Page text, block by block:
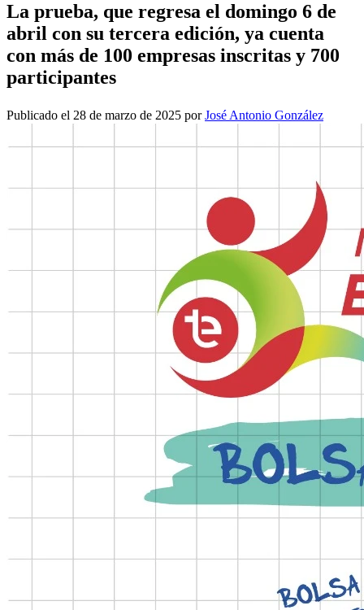
La prueba, que regresa el domingo 6 de
abril con su tercera edición, ya cuenta
con más de 100 empresas inscritas y 700
participantes
Publicado el 28 de marzo de 2025 porJosé Antonio González